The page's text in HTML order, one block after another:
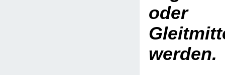
oder
werden.